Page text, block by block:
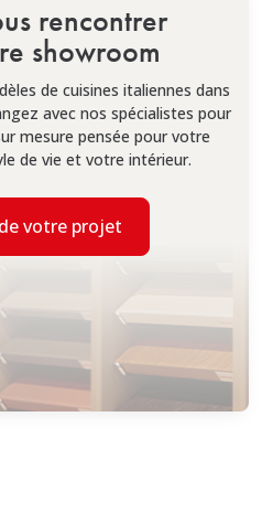
rencontrer
showroom
de cuisines italiennes dans
avec nos spécialistes pour
mesure pensée pour votre
de vie et votre intérieur.
votre projet